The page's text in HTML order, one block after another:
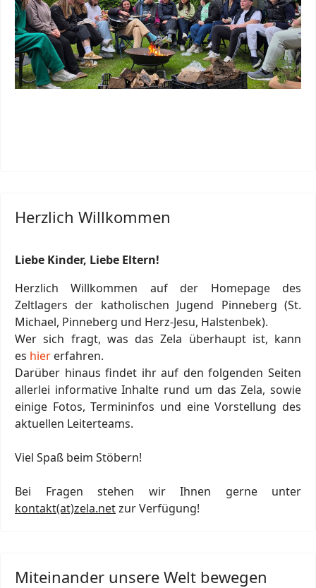
Herzlich Willkommen
Liebe Kinder, Liebe Eltern!
Herzlich Willkommen auf der Homepage des
Zeltlagers der katholischen Jugend Pinneberg (St.
Michael, Pinneberg und Herz-Jesu, Halstenbek).
Wer sich fragt, was das Zela überhaupt ist, kann
es hier erfahren.
Darüber hinaus findet ihr auf den folgenden Seiten
allerlei informative Inhalte rund um das Zela, sowie
einige Fotos, Termininfos und eine Vorstellung des
aktuellen Leiterteams.
Viel Spaß beim Stöbern!
Bei Fragen stehen wir Ihnen gerne unter
kontakt(at)zela.netzur Verfügung!
Miteinander unsere Welt bewegen